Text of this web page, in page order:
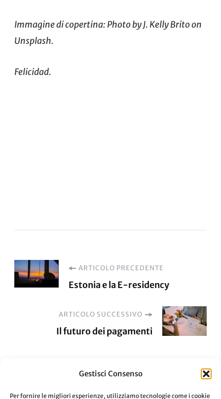
Gestisci Consenso
Per fornire le migliori esperienze, utilizziamo tecnologie come i cookie
Immagine di copertina: Photo byJ. Kelly Britoon
Unsplash.
Felicidad.
Navigazione
ARTICOLO PRECEDENTE
Estonia e la E-residency
ARTICOLO SUCCESSIVO
Il futuro dei pagamenti